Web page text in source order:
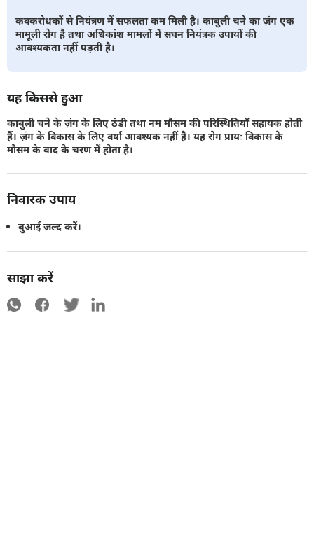
कवकरोधकों से नियंत्रण में सफलता कम मिली है। काबुली चने का ज़ंग एक
मामूली रोग है तथा अधिकांश मामलों में सघन नियंत्रक उपायों की
आवश्यकता नहीं पड़ती है।
यह किससे हुआ
काबुली चने के ज़ंग के लिए ठंडी तथा नम मौसम की परिस्थितियाँ सहायक होती
हैं। ज़ंग के विकास के लिए वर्षा आवश्यक नहीं है। यह रोग प्रायः विकास के
मौसम के बाद के चरण में होता है।
निवारक उपाय
बुआई जल्द करें।
साझा करें